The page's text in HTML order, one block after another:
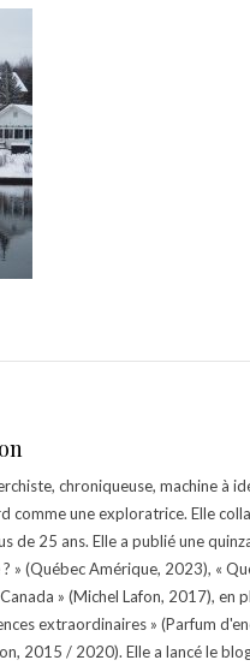
chroniqueuse, machine à
comme une exploratrice. Elle
de 25 ans. Elle a publié une
» (Québec Amérique, 2023), «
» (Michel Lafon, 2017), en
extraordinaires » (Parfum
2015 / 2020). Elle a lancé le